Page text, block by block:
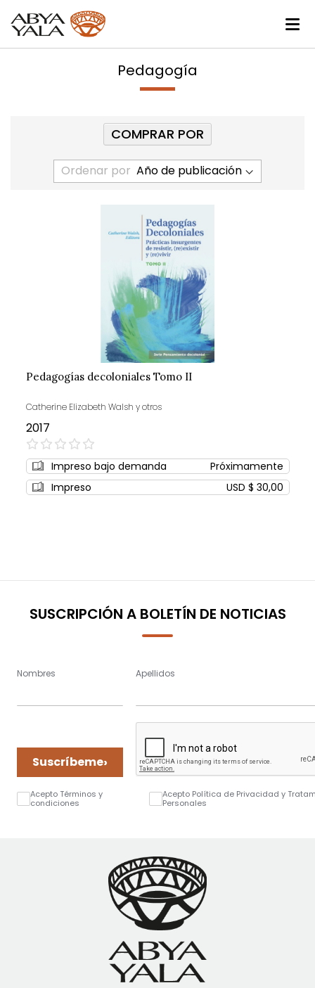
Pedagogía
Ordenar por
Pedagogías decoloniales Tomo II
Catherine Elizabeth Walsh y otros
2017
0%
Impreso bajo demanda
Próximamente
Impreso
USD $ 30,00
COMPRAR POR
SUSCRIPCIÓN A BOLETÍN DE NOTICIAS
Nombres Apellidos
Suscríbeme›
Acepto Términos y
condiciones
Acepto Política de Privacidad y
Personales